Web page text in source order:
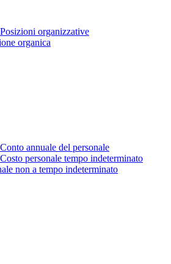
Posizioni organizzative
organica
Conto annuale del personale
Costo personale tempo indeterminato
non a tempo indeterminato